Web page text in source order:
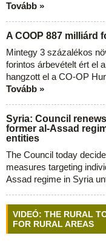
Tovább »
A COOP 887
Mintegy 3 százalékos
forintos árbevételt ért el
hangzott el a CO-OP
Tovább »
Syria: Council
former al-Assad
entities
The Council today
measures targeting
Assad regime in Syria
VIDEÓ: THE RURAL
FOR RURAL AREAS